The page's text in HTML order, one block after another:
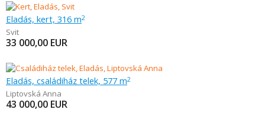
Eladás, kert, 316 m2
Svit
33 000,00 EUR
Eladás, családiház telek, 577 m2
Liptovská Anna
43 000,00 EUR